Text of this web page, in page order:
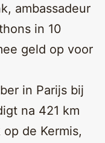
ambassadeur
in 10
geld op voor
in Parijs bij
na 421 km
de Kermis,